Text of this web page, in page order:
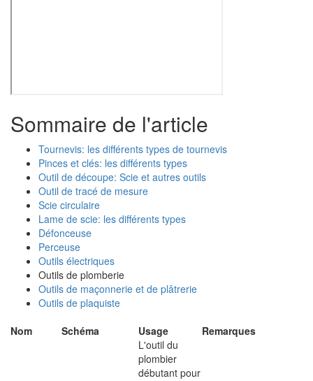
Sommaire de l'article
Tournevis: les différents types de tournevis
Pinces et clés: les différents types
Outil de découpe: Scie et autres outils
Outil de tracé de mesure
Scie circulaire
Lame de scie: les différents types
Défonceuse
Perceuse
Outils électriques
Outils de plomberie
Outils de maçonnerie et de plâtrerie
Outils de plaquiste
Nom
Schéma Usage Remarques
L'outil du
plombier
débutant pour